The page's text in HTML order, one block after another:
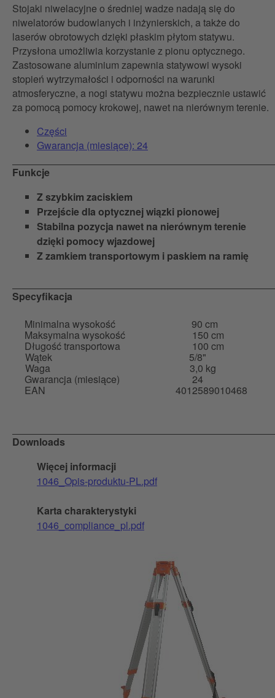
Stojaki niwelacyjne o średniej wadze nadają się do
niwelatorów budowlanych i inżynierskich, a także do
laserów obrotowych dzięki płaskim płytom statywu.
Przysłona umożliwia korzystanie z pionu optycznego.
Zastosowane aluminium zapewnia statywowi wysoki
stopień wytrzymałości i odporności na warunki
atmosferyczne, a nogi statywu można bezpiecznie ustawić
za pomocą pomocy krokowej, nawet na nierównym terenie.
Części
Gwarancja (miesiące): 24
Funkcje
Z szybkim zaciskiem
Przejście dla optycznej wiązki pionowej
Stabilna pozycja nawet na nierównym terenie
dzięki pomocy wjazdowej
Z zamkiem transportowym i paskiem na ramię
Specyfikacja
Minimalna wysokość
90 cm
Maksymalna wysokość 150 cm
Długość transportowa 100 cm
Wątek 5/8"
Waga 3,0 kg
Gwarancja (miesiące) 24
EAN 4012589010468
Downloads
Więcej informacji
1046_Opis-produktu-PL.pdf
Karta charakterystyki
1046_compliance_pl.pdf